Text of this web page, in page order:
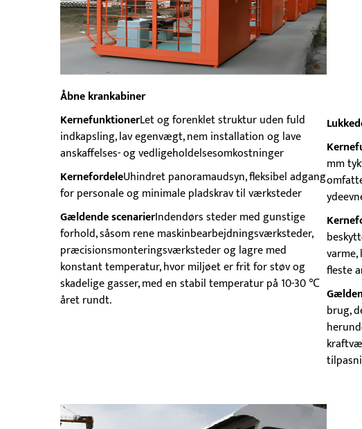
Åbne krankabiner
KernefunktionerLet og forenklet struktur uden fuld
indkapsling, lav egenvægt, nem installation og lave
anskaffelses- og vedligeholdelsesomkostninger
KernefordeleUhindret panoramaudsyn, fleksibel adgang
for personale og minimale pladskrav til værksteder
Gældende scenarierIndendørs steder med gunstige
forhold, såsom rene maskinbearbejdningsværksteder,
præcisionsmonteringsværksteder og lagre med
konstant temperatur, hvor miljøet er frit for støv og
skadelige gasser, med en stabil temperatur på 10-30 ℃
året rundt.
mm
fleste
brug,